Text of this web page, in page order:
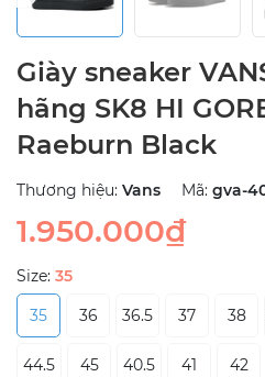
Giày sneaker
hãng SK8 HI
Raeburn Black
Thương hiệu: Vans Mã: gva-
1.950.000₫
Size: 35
35
36 36.5 37 38
44.5 45 40.5 41 42